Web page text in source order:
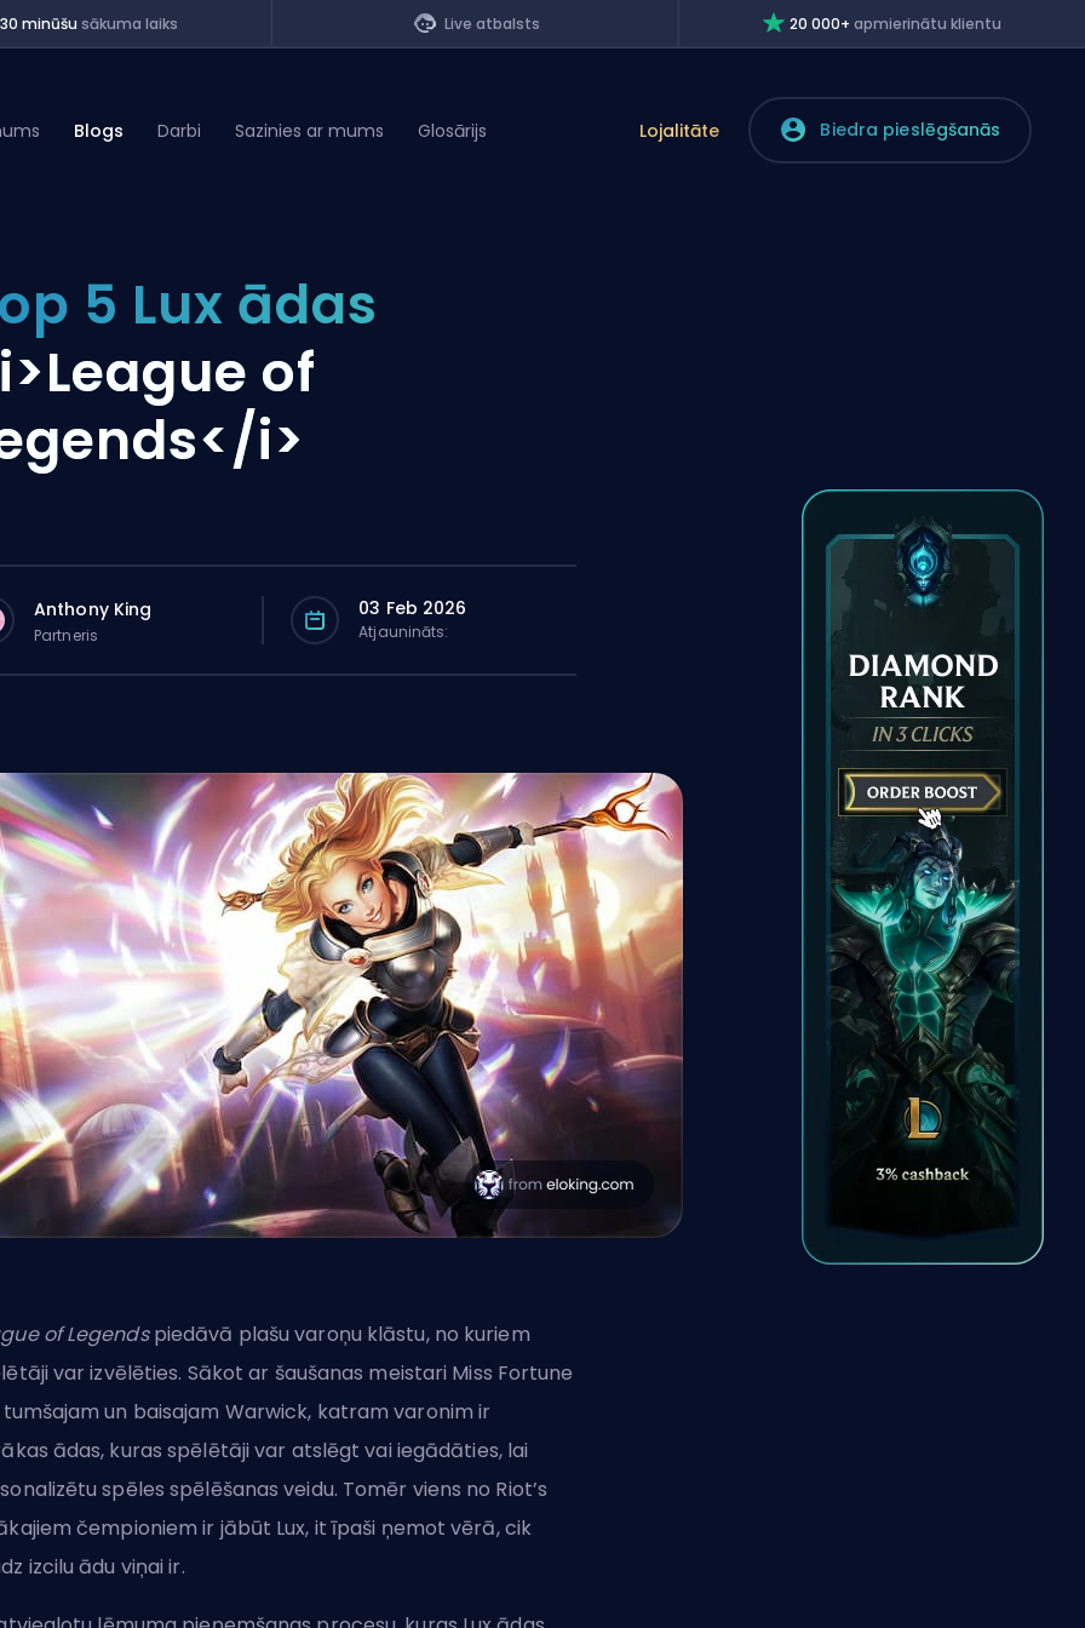
minūšu sākuma laiks Live atbalsts 20 000+apmierinātu klientu
Blogs Darbi Sazinies ar mums Glosārijs Lojalitāte Biedra pieslēgšanās
5 Lux ādas
of
i>
Anthony King
Partneris
03 Feb 2026
Atjaunināts:
of Legendspiedāvā plašu varoņu klāstu, no kuriem
var izvēlēties. Sākot ar šaušanas meistari Miss Fortune
un baisajam Warwick, katram varonim ir
ādas, kuras spēlētāji var atslēgt vai iegādāties, lai
spēles spēlēšanas veidu. Tomēr viens no Riot’s
čempioniem ir jābūt Lux, it īpaši ņemot vērā, cik
izcilu ādu viņai ir.